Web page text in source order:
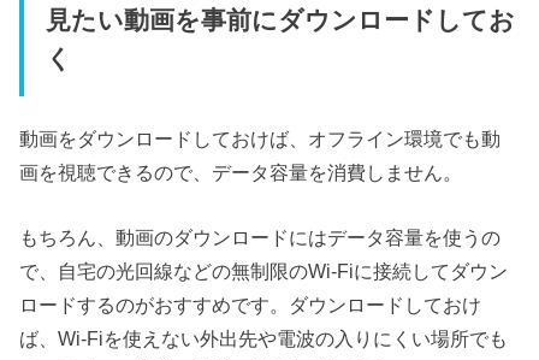
見たい動画を事前にダウンロードしてお
く
動画をダウンロードしておけば、オフライン環境でも動
画を視聴できるので、データ容量を消費しません。
もちろん、動画のダウンロードにはデータ容量を使うの
で、自宅の光回線などの無制限のWi-Fiに接続してダウン
ロードするのがおすすめです。ダウンロードしておけ
ば、Wi-Fiを使えない外出先や電波の入りにくい場所でも